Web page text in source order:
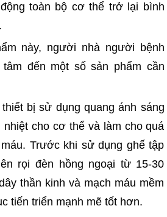
toàn bộ cơ thể trở lại bình
này, người nhà người bệnh
đến một số sản phẩm cần
bị sử dụng quang ánh sáng
nhiệt cho cơ thể và làm cho quá
Trước khi sử dụng ghế tập
rọi đèn hồng ngoại từ 15-30
thần kinh và mạch máu mềm
tiến triển mạnh mẽ tốt hơn.